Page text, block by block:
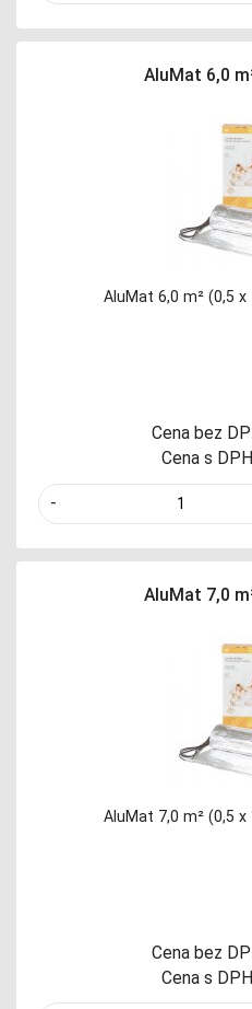
AluMat 6,0
AluMat 6,0 m² (0,5
Cena bez
Cena s
-
AluMat 7,0
AluMat 7,0 m² (0,5
Cena bez
Cena s